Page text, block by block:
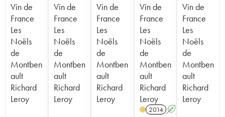
Vin de
France
Les
Noëls
de
Montben
ault
Richard
Leroy
Vin de
France
Les
Noëls
de
Montben
ault
Richard
Leroy
Vin de
France
Les
Noëls
de
Montben
ault
Richard
Leroy
Vin de
France
Les
Noëls
de
Montben
ault
Richard
Leroy
2014 A
Vin de
France
Les
Noëls
de
Montben
ault
Richard
Leroy